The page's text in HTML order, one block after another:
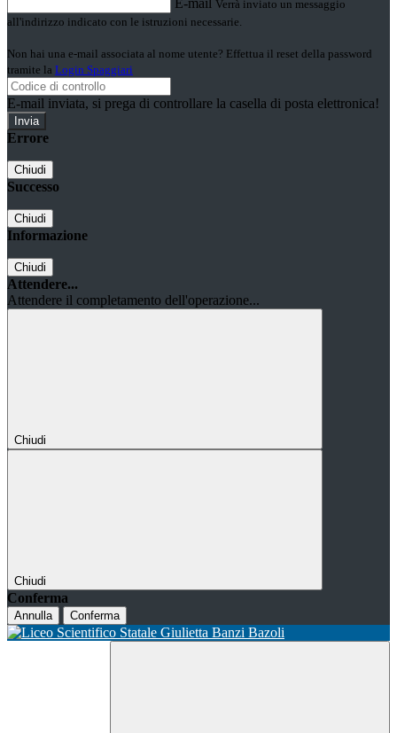
E-mail Verrà inviato un messaggio
all'indirizzo indicato con le istruzioni necessarie.
Non hai una e-mail associata al nome utente? Effettua il reset della password
tramite la Login Spaggiari
E-mail inviata, si prega di controllare la casella di posta elettronica!
Errore
Chiudi
Successo
Chiudi
Informazione
Chiudi
Attendere...
Attendere il completamento dell'operazione...
Chiudi
Chiudi
Conferma
Annulla Conferma